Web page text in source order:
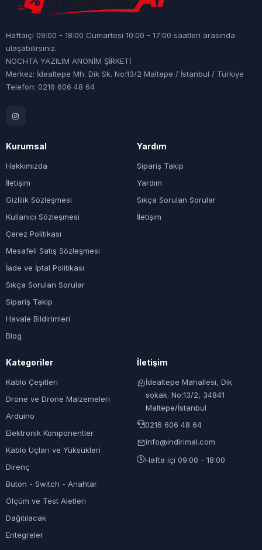
Haftaiçi 09:00 - 18:00 Cumartesi 10:00 - 17:00 saatleri arasında
ulaşabilirsiniz.
NOCHTA YAZILIM ANONİM ŞİRKETİ
Merkez: İdealtepe Mh. Dik Sk. No:13/2 Maltepe / İstanbul / Türkiye
Telefon: 0216 606 48 64
Kurumsal
Hakkımızda
İletişim
Gizlilik Sözleşmesi
Kullanıcı Sözleşmesi
Çerez Politikası
Mesafeli Satış Sözleşmesi
İade ve İptal Politikası
Sıkça Sorulan Sorular
Sipariş Takip
Havale Bildirimleri
Blog
Yardım
Sipariş Takip
Yardım
Sıkça Sorulan Sorular
İletişim
Kategoriler
Kablo Çeşitleri
Drone ve Drone Malzemeleri
Arduino
Elektronik Komponentler
Kablo Uçları ve Yüksükleri
Direnç
Buton - Switch - Anahtar
Ölçüm ve Test Aletleri
Dağıtılacak
Entegreler
İletişim
İdealtepe Mahallesi, Dik
sokak. No:13/2, 34841
Maltepe/İstanbul
0216 606 48 64
info@indirimal.com
Hafta içi 09:00 - 18:00